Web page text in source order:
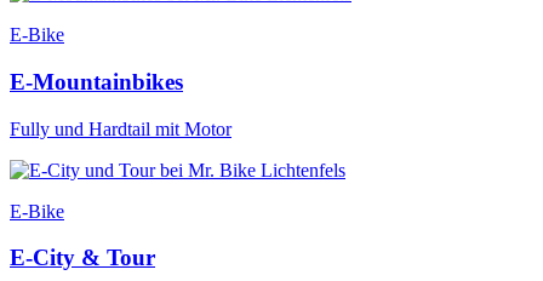
E-Bike
E-Mountainbikes
Fully und Hardtail mit Motor
E-Bike
E-City & Tour